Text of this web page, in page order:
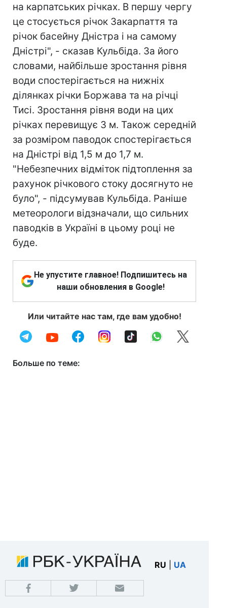
на карпатських річках. В першу чергу
це стосується річок Закарпаття та
річок басейну Дністра і на самому
Дністрі", - сказав Кульбіда. За його
словами, найбільше зростання рівня
води спостерігається на нижніх
ділянках річки Боржава та на річці
Тисі. Зростання рівня води на цих
річках перевищує 3 м. Також середній
за розміром паводок спостерігається
на Дністрі від 1,5 м до 1,7 м.
"Небезпечних відміток підтоплення за
рахунок річкового стоку досягнуто не
було", - підсумував Кульбіда. Раніше
метеорологи відзначали, що сильних
паводків в Україні в цьому році не
буде.
Не упустите главное! Подпишитесь на
наши обновления в Google!
Или читайте нас там, где вам удобно!
Больше по теме:
RU UA